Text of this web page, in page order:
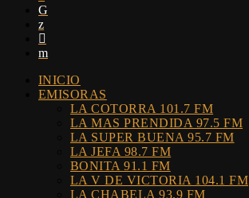
INICIO
EMISORAS
LA COTORRA 101.7 FM
LA MAS PRENDIDA 97.5 FM
LA SUPER BUENA 95.7 FM
LA JEFA 98.7 FM
BONITA 91.1 FM
LA V DE VICTORIA 104.1 FM
LA CHABELA 93.9 FM